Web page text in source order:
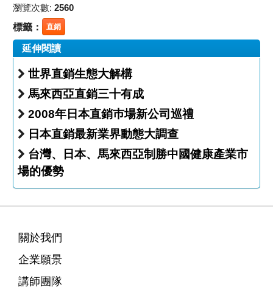
瀏覽次數: 2560
標籤： 直銷
延伸閱讀
世界直銷生態大解構
馬來西亞直銷三十有成
2008年日本直銷巿場新公司巡禮
日本直銷最新業界動態大調查
台灣、日本、馬來西亞制勝中國健康產業市
場的優勢
關於我們
企業願景
講師團隊